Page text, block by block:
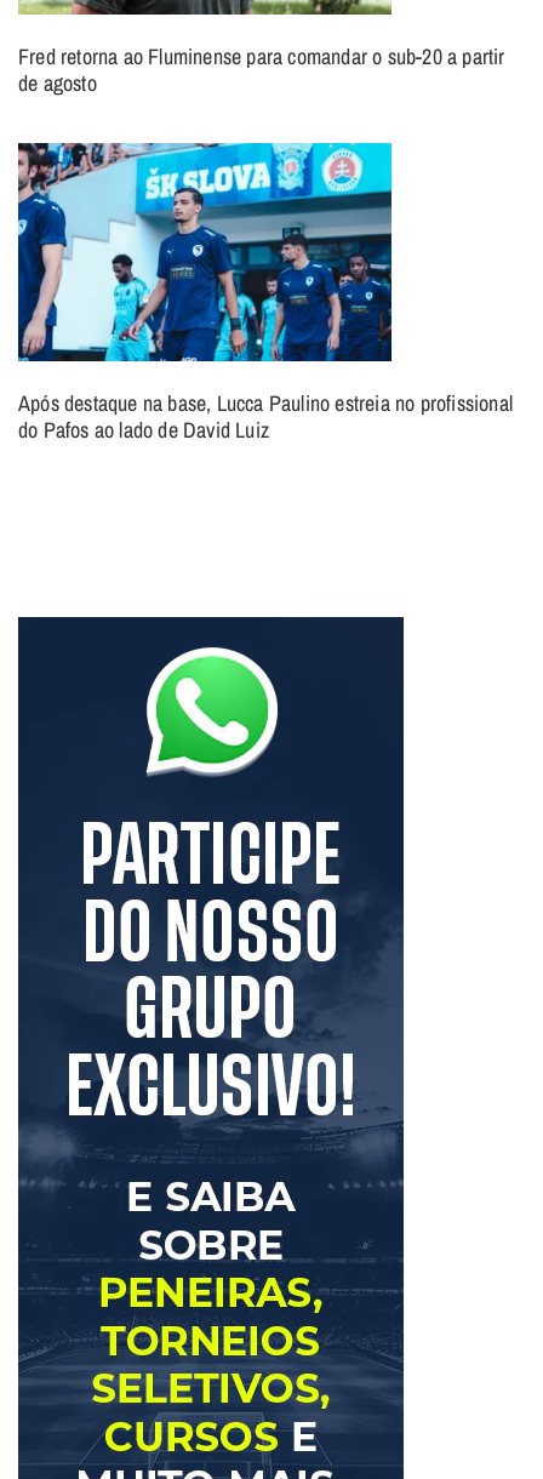
Fred retorna ao Fluminense para comandar o sub-20 a partir
de agosto
Após destaque na base, Lucca Paulino estreia no profissional
do Pafos ao lado de David Luiz